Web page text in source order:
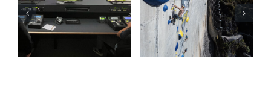
Brack Super
League
Red Bull Dual
Ascent